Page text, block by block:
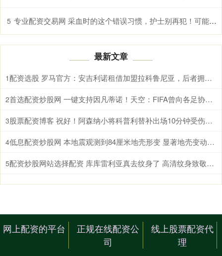
5 专业配资交易网 采血时的这个错误习惯，护士别再犯！可能增加感染风险，规范操作很重要
最新文章
1 配资选股 罗马官方：安吉利诺租借加盟拉科鲁尼亚，后者拥有选择买断条款
2 首选配资炒股网 一键支持因凡蒂诺！天空：FIFA曾向各足协发预制信函，签名已填好
3 股票配资博客 祝好！阿森纳小将科普利替补出场10分钟受伤，被搀扶离场
4 低息配资炒股网 本地震观测到84厘米地壳形变 显著地壳变动引关注
5 配资炒股网站选择配资 库库雷利亚真去纹身了 高清纹身致敬恩师
网上配资的平台
正规在线配资公
司
线上股票配资代
理